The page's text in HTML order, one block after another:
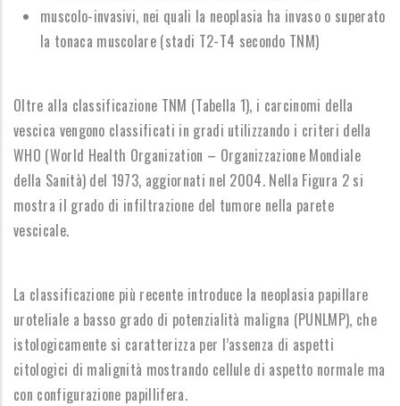
muscolo-invasivi, nei quali la neoplasia ha invaso o superato
la tonaca muscolare (stadi T2-T4 secondo TNM)
Oltre alla classificazione TNM (Tabella 1), i carcinomi della
vescica vengono classificati in gradi utilizzando i criteri della
WHO (World Health Organization – Organizzazione Mondiale
della Sanità) del 1973, aggiornati nel 2004. Nella Figura 2 si
mostra il grado di infiltrazione del tumore nella parete
vescicale.
La classificazione più recente introduce la neoplasia papillare
uroteliale a basso grado di potenzialità maligna (PUNLMP), che
istologicamente si caratterizza per l’assenza di aspetti
citologici di malignità mostrando cellule di aspetto normale ma
con configurazione papillifera.